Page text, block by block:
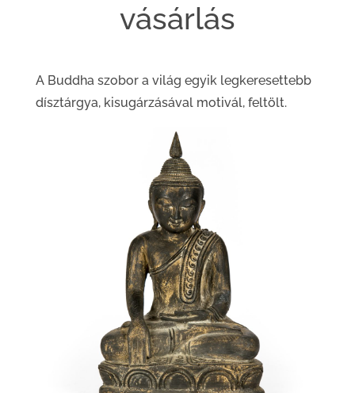
vásárlás
A Buddha szobor a világ egyik legkeresettebb
dísztárgya, kisugárzásával motivál, feltölt.